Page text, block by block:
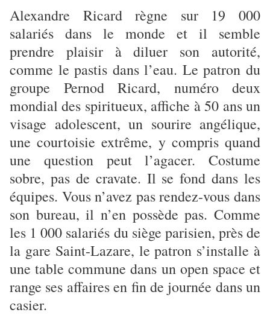
Alexandre Ricard règne sur 19 000
salariés dans le monde et il semble
prendre plaisir à diluer son autorité,
comme le pastis dans l’eau. Le patron du
groupe Pernod Ricard, numéro deux
mondial des spiritueux, affiche à 50 ans un
visage adolescent, un sourire angélique,
une courtoisie extrême, y compris quand
une question peut l’agacer. Costume
sobre, pas de cravate. Il se fond dans les
équipes. Vous n’avez pas rendez-vous dans
son bureau, il n’en possède pas. Comme
les 1 000 salariés du siège parisien, près de
la gare Saint-Lazare, le patron s’installe à
une table ­commune dans un open space et
range ses affaires en fin de journée dans un
casier.